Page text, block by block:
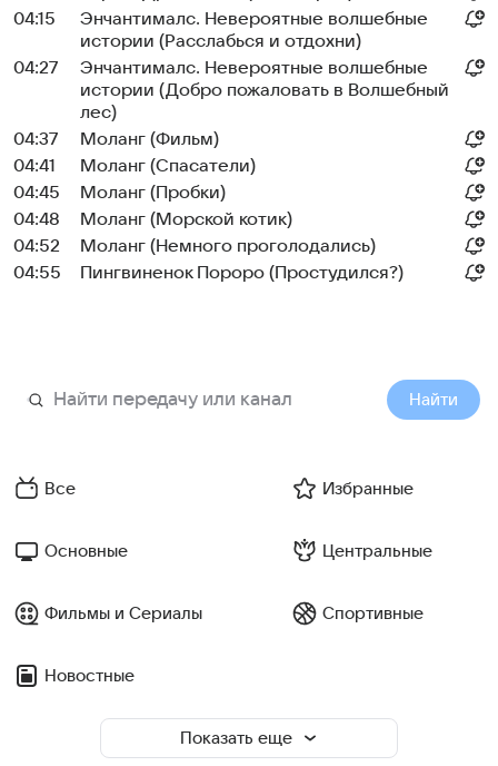
04:15
Энчантималс. Невероятные волшебные
истории (Расслабься и отдохни)
04:27
Энчантималс. Невероятные волшебные
истории (Добро пожаловать в Волшебный
лес)
04:37
Моланг (Фильм)
04:41
Моланг (Спасатели)
04:45
Моланг (Пробки)
04:48
Моланг (Морской котик)
04:52
Моланг (Немного проголодались)
04:55
Пингвиненок Пороро (Простудился?)
Найти
Все Избранные
Основные Центральные
Фильмы и Сериалы Спортивные
Новостные
Показать еще